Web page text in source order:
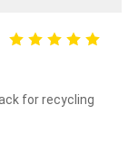
for recycling